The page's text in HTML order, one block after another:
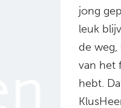
jong
leuk
de
van het
hebt.